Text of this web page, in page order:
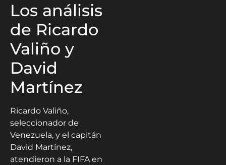
Los análisis
de Ricardo
Valiño y
David
Martínez
Ricardo Valiño,
seleccionador de
Venezuela, y el capitán
David Martínez,
atendieron a la FIFA en